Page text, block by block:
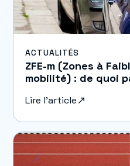
ACTUALITÉS
ZFE-m (Zones à
mobilité) : de quoi
Lire l'article